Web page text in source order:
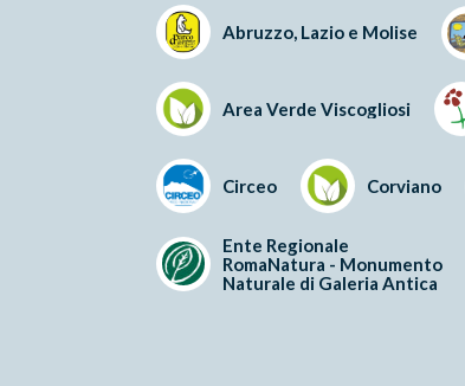
Abruzzo, Lazio e Molise
Area Verde Viscogliosi
Circeo Corviano
Ente Regionale
RomaNatura - Monumento
Naturale di Galeria Antica